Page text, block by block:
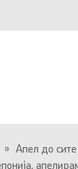
»
Апел до